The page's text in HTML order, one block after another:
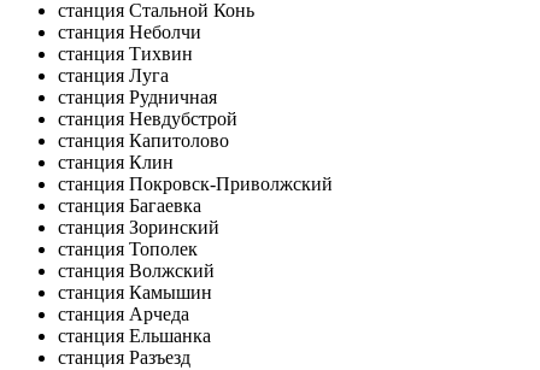
станция Стальной Конь
станция Неболчи
станция Тихвин
станция Луга
станция Рудничная
станция Невдубстрой
станция Капитолово
станция Клин
станция Покровск-Приволжский
станция Багаевка
станция Зоринский
станция Тополек
станция Волжский
станция Камышин
станция Арчеда
станция Ельшанка
станция Разъезд